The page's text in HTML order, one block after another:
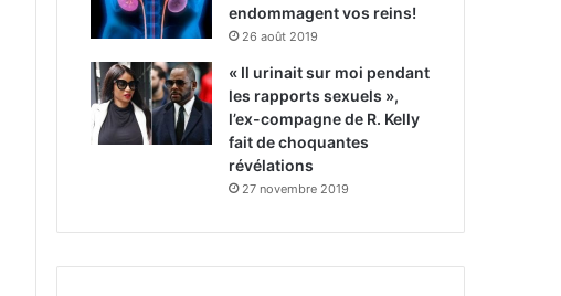
endommagent vos reins!
26 août 2019
« Il urinait sur moi pendant
les rapports sexuels »,
l’ex-compagne de R. Kelly
fait de choquantes
révélations
27 novembre 2019